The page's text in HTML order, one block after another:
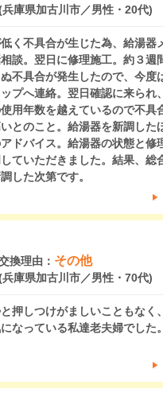
兵庫県加古川市／男性・20代)
く不具合が生じた為、給湯器
談。翌日に修理施工。約３週
不具合が発生したので、今度
プへ連絡。翌日確認に来られ
用年数を越えているので不具
とのこと。給湯器を新調した
ドバイス。給湯器の状態と修
ていただきました。結果、総
した次第です。
換理由： その他
兵庫県加古川市／男性・70代)
押しつけがましいこともなく
なっている私達老夫婦でした